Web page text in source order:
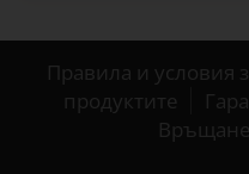
Правила и условия
продуктите